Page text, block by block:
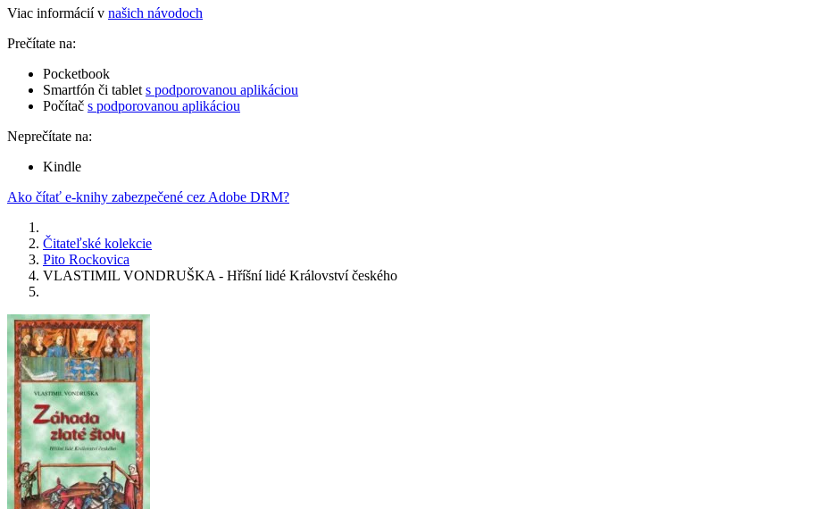
Viac informácií v našich návodoch
Prečítate na:
Pocketbook
Smartfón či tablet s podporovanou aplikáciou
Počítač s podporovanou aplikáciou
Neprečítate na:
Kindle
Ako čítať e-knihy zabezpečené cez Adobe DRM?
Čitateľské kolekcie
Pito Rockovica
VLASTIMIL VONDRUŠKA - Hříšní lidé Království českého